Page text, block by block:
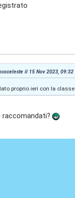
il 15 Nov 2023, 09:32
proprio ieri con la classe
raccomandati?